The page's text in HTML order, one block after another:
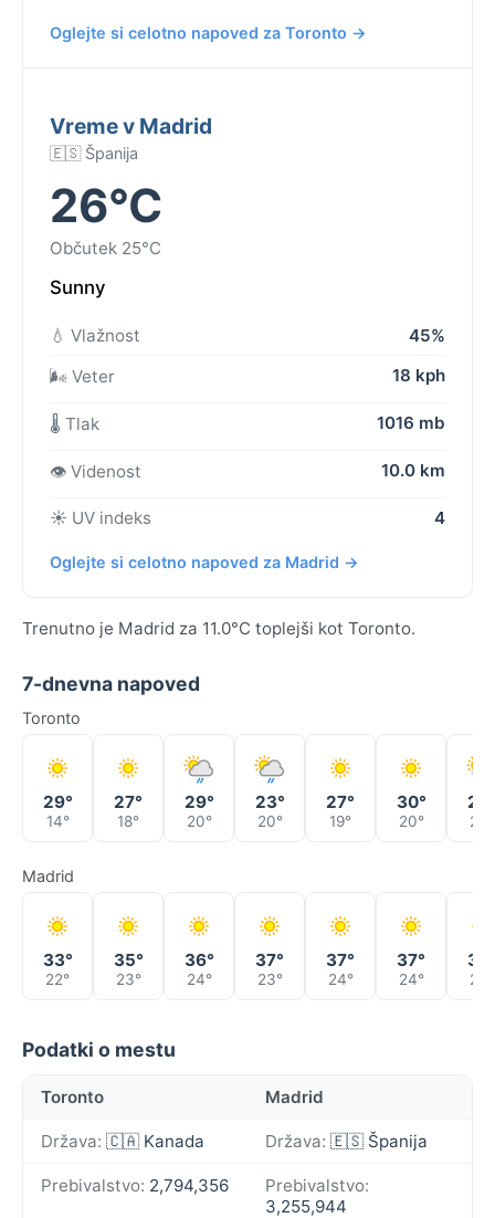
Oglejte si celotno napoved za Toronto →
Vreme v Madrid
🇪🇸 Španija
26°C
Občutek 25°C
Sunny
💧 Vlažnost
45%
🌬️ Veter
18 kph
🌡️ Tlak 1016 mb
👁️ Videnost 10.0 km
☀️ UV indeks 4
Oglejte si celotno napoved za Madrid →
Trenutno je Madrid za 11.0°C toplejši kot Toronto.
7-dnevna napoved
Toronto
29°
14°
27°
18°
29°
20°
23°
20°
27°
19°
30°
20° 20°
Madrid
33°
22°
35°
23°
36°
24°
37°
23°
37°
24°
37°
24°
37°
25°
Podatki o mestu
Toronto Madrid
Država: 🇨🇦 Kanada Država: 🇪🇸 Španija
Prebivalstvo: 2,794,356
Prebivalstvo:
3,255,944